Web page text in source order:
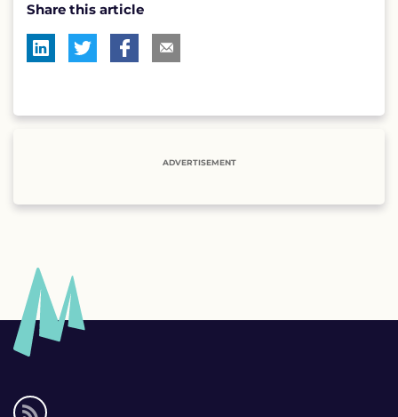
Share this article
ADVERTISEMENT
Social